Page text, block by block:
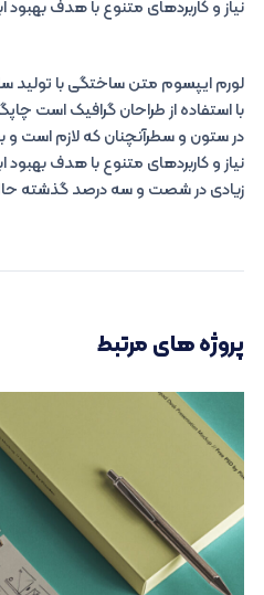
نیاز و کاربردهای متنوع با هدف بهبود
لورم ایپسوم متن ساختگی با
با استفاده از طراحان گرافیک است
در ستون و سطرآنچنان که لازم است و
نیاز و کاربردهای متنوع با هدف بهبود
زیادی در شصت و سه درصد گذشته
پروژه های مرتبط